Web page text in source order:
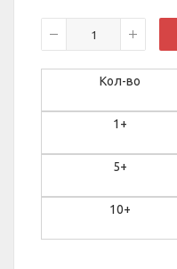
Кол-во
1+
5+
10+